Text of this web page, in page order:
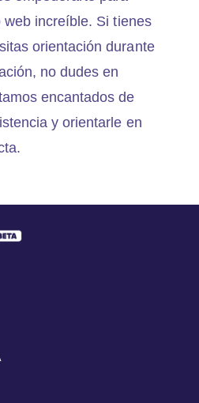
web increíble. Si tienes
orientación durante
no dudes en
encantados de
y orientarle en